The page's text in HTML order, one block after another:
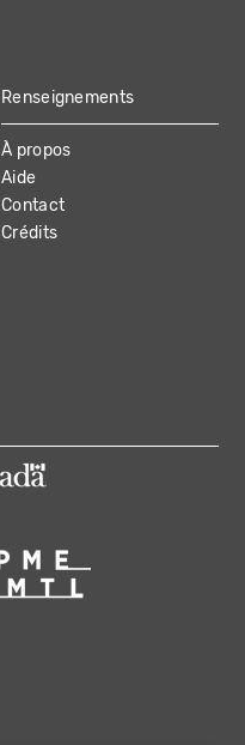
Renseignements
À propos
Aide
Contact
Crédits